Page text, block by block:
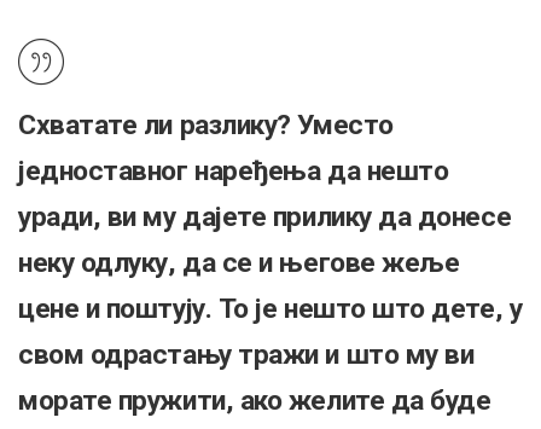
Схватате ли разлику? Уместо
једноставног наређења да нешто
уради, ви му дајете прилику да донесе
неку одлуку, да се и његове жеље
цене и поштују. То је нешто што дете, у
свом одрастању тражи и што му ви
морате пружити, ако желите да буде